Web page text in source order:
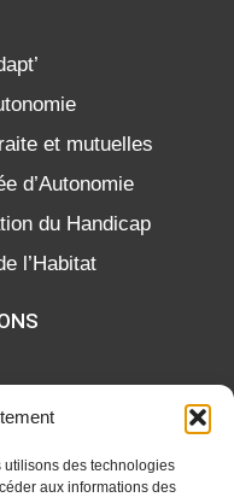
utilisons des technologies
aux informations des
et mutuelles
d’Autonomie
du Handicap
l’Habitat